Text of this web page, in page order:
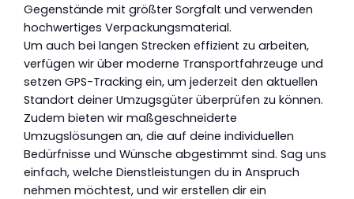
Gegenstände mit größter Sorgfalt und verwenden
hochwertiges Verpackungsmaterial.
Um auch bei langen Strecken effizient zu arbeiten,
verfügen wir über moderne Transportfahrzeuge und
setzen GPS-Tracking ein, um jederzeit den aktuellen
Standort deiner Umzugsgüter überprüfen zu können.
Zudem bieten wir maßgeschneiderte
Umzugslösungen an, die auf deine individuellen
Bedürfnisse und Wünsche abgestimmt sind. Sag uns
einfach, welche Dienstleistungen du in Anspruch
nehmen möchtest, und wir erstellen dir ein